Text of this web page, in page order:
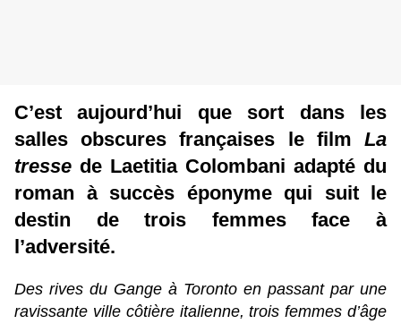
C’est aujourd’hui que sort dans les
salles obscures françaises le film La
tresse de Laetitia Colombani adapté du
roman à succès éponyme qui suit le
destin de trois femmes face à
l’adversité.
Des rives du Gange à Toronto en passant par une
ravissante ville côtière italienne, trois femmes d’âge